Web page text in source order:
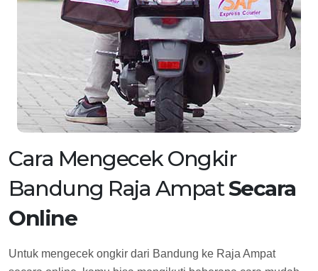
Cara Mengecek Ongkir
Bandung Raja AmpatSecara
Online
Untuk mengecek ongkir dari Bandung ke Raja Ampat